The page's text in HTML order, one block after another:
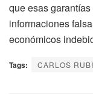
que esas
informaciones
económicos
Tags: CARLOS